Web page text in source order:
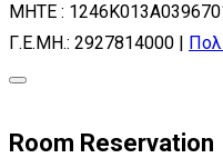
ΜΗΤΕ :
Γ.Ε.ΜΗ.: 2927814000 |
Room Reservation